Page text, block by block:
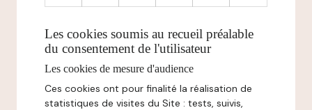
Les cookies soumis au recueil préalable
du consentement de l'utilisateur
Les cookies de mesure d'audience
Ces cookies ont pour finalité la réalisation de
statistiques de visites du Site : tests, suivis,